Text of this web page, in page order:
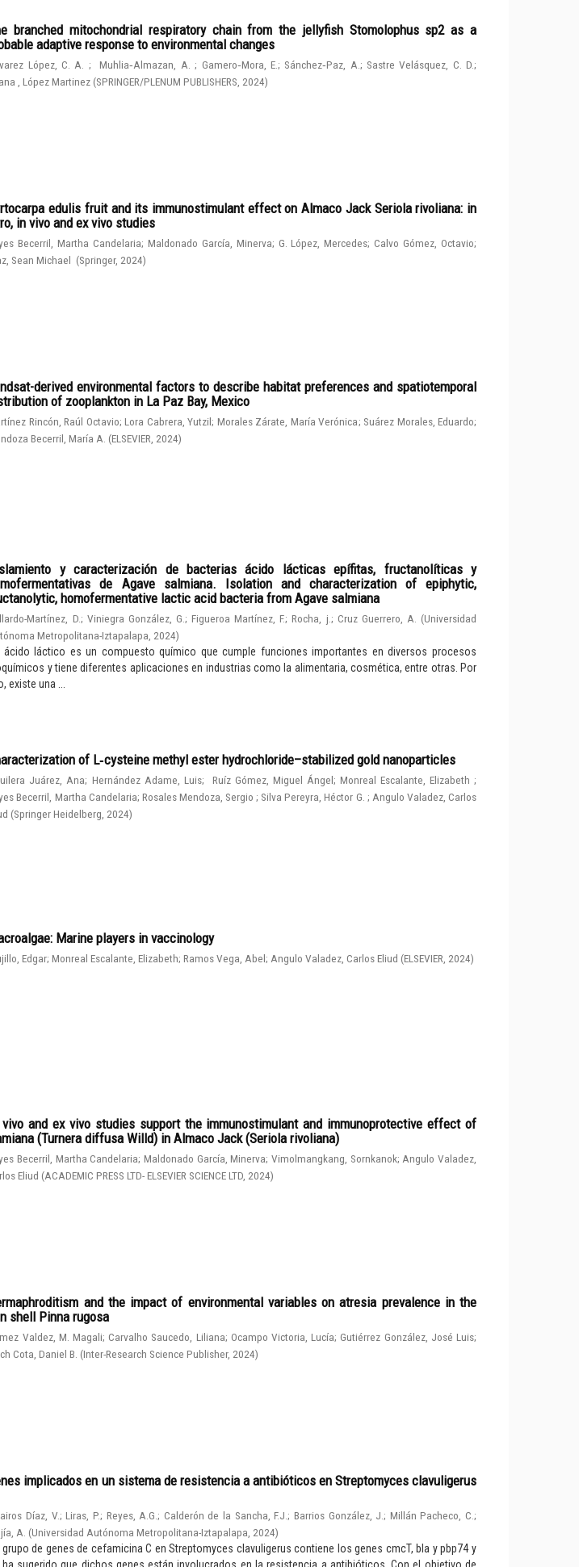
branched mitochondrial respiratory chain from the jellyfish Stomolophus sp2 as a
adaptive response to environmental changes
López, C. A. ; Muhlia‑Almazan, A.; Gamero‑Mora, E.; Sánchez‑Paz, A. ; Sastre Velásquez, C. D.;
, López Martinez (SPRINGER/PLENUM PUBLISHERS 2024)
edulis fruit and its immunostimulant effect on Almaco Jack Seriola rivoliana: in
in vivo and ex vivo studies
Becerril, Martha Candelaria; Maldonado García, Minerva; G. López, Mercedes;Calvo Gómez, Octavio;
Sean Michael (Springer, 2024)
derived environmental factors to describe habitat preferences and spatiotemporal
of zooplankton in La Paz Bay, Mexico
Rincón, Raúl Octavio;Lora Cabrera, Yutzil; Morales Zárate, María Verónica; Suárez Morales, Eduardo;
Becerril, María A. (ELSEVIER, 2024)
y caracterización de bacterias ácido lácticas epífitas, fructanolíticas y
de Agave salmiana. Isolation and characterization of epiphytic,
homofermentative lactic acid bacteria from Agave salmiana
Martínez, D.; Viniegra González, G. ; Figueroa Martínez, F.;Rocha, j. ; Cruz Guerrero, A. (Universidad
Metropolitana-Iztapalapa 2024)
ácido láctico es un compuesto químico que cumple funciones importantes en diversos procesos
y tiene diferentes aplicaciones en industrias como la alimentaria, cosmética, entre otras. Por
existe una ...
of L‑cysteine methyl ester hydrochloride–stabilized gold nanoparticles
Juárez, Ana; Hernández Adame, Luis; Ruíz Gómez, Miguel Ángel; Monreal Escalante, Elizabeth;
Becerril, Martha Candelaria; Rosales Mendoza, Sergio; Silva Pereyra, Héctor G. ; Angulo Valadez, Carlos
(Springer Heidelberg, 2024)
Marine players in vaccinology
Edgar;Monreal Escalante, Elizabeth;Ramos Vega, Abel;Angulo Valadez, Carlos Eliud (ELSEVIER, 2024)
and ex vivo studies support the immunostimulant and immunoprotective effect of
(Turnera diffusa Willd) in Almaco Jack (Seriola rivoliana)
Becerril, Martha Candelaria;Maldonado García, Minerva;Vimolmangkang, Sornkanok; Angulo Valadez,
Eliud (ACADEMIC PRESS LTD- ELSEVIER SCIENCE LTD 2024)
and the impact of environmental variables on atresia prevalence in the
shell Pinna rugosa
Valdez, M. Magali;Carvalho Saucedo, Liliana; Ocampo Victoria, Lucía;Gutiérrez González, José Luis;
Cota, Daniel B. (Inter-Research Science Publisher, 2024)
implicados en un sistema de resistencia a antibióticos en Streptomyces clavuligerus
Díaz, V.;Liras, P.; Reyes, A.G.; Calderón de la Sancha, F.J.; Barrios González, J.; Millán Pacheco, C. ;
A. (Universidad Autónoma Metropolitana-Iztapalapa 2024)
grupo de genes de cefamicina C en Streptomyces clavuligerus contiene los genes cmcT, bla y pbp74 y